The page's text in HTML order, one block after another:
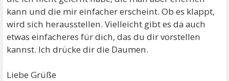
kann und die mir einfacher erscheint. Ob es klappt,
wird sich herausstellen. Vielleicht gibt es da auch
etwas einfacheres für dich, das du dir vorstellen
kannst. Ich drücke dir die Daumen.
Liebe Grüße